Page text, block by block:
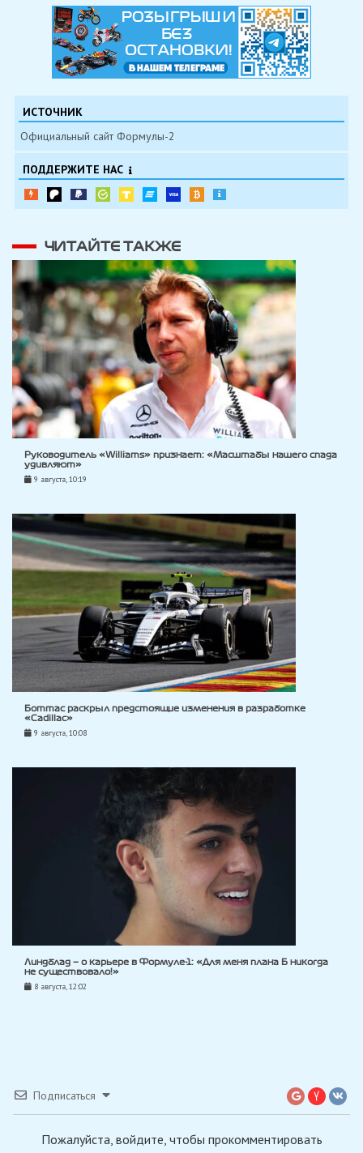
ИСТОЧНИК
Официальный сайт Формулы-2
ПОДДЕРЖИТЕ НАС
ЧИТАЙТЕ ТАКЖЕ
Руководитель «Williams» признает: «Масштабы нашего спада
удивляют»
9 августа, 10:19
Боттас раскрыл предстоящие изменения в разработке
«Cadillac»
9 августа, 10:08
Линдблад — о карьере в Формуле-1: «Для меня плана Б никогда
не существовало!»
8 августа, 12:02
Подписаться
Пожалуйста, войдите, чтобы прокомментировать